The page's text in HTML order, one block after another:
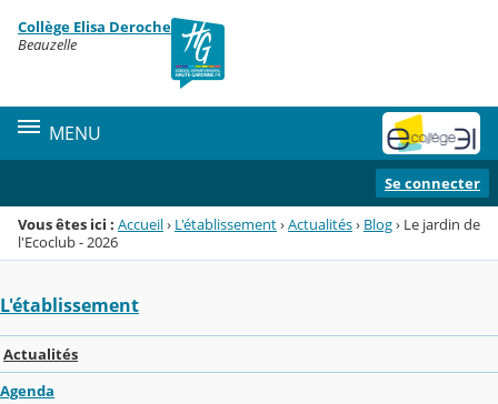
Menu de la rubrique
Contenu
Collège Elisa Deroche
Beauzelle
MENU
Se connecter
Vous êtes ici : Accueil› L'établissement›Actualités› Blog› Le jardin de
l'Ecoclub - 2026
L'établissement
Actualités
Agenda